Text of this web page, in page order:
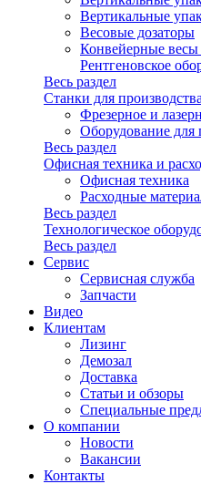
Вертикальные
Весовые дозаторы
Конвейерные весы
Рентгеновское
Весь раздел
Станки для
Фрезерное и
Оборудование для
Весь раздел
Офисная техника и
Офисная техника
Расходные
Весь раздел
Технологическое
Весь раздел
Сервис
Сервисная служба
Запчасти
Видео
Клиентам
Лизинг
Демозал
Доставка
Статьи и обзоры
Специальные
О компании
Новости
Вакансии
Контакты